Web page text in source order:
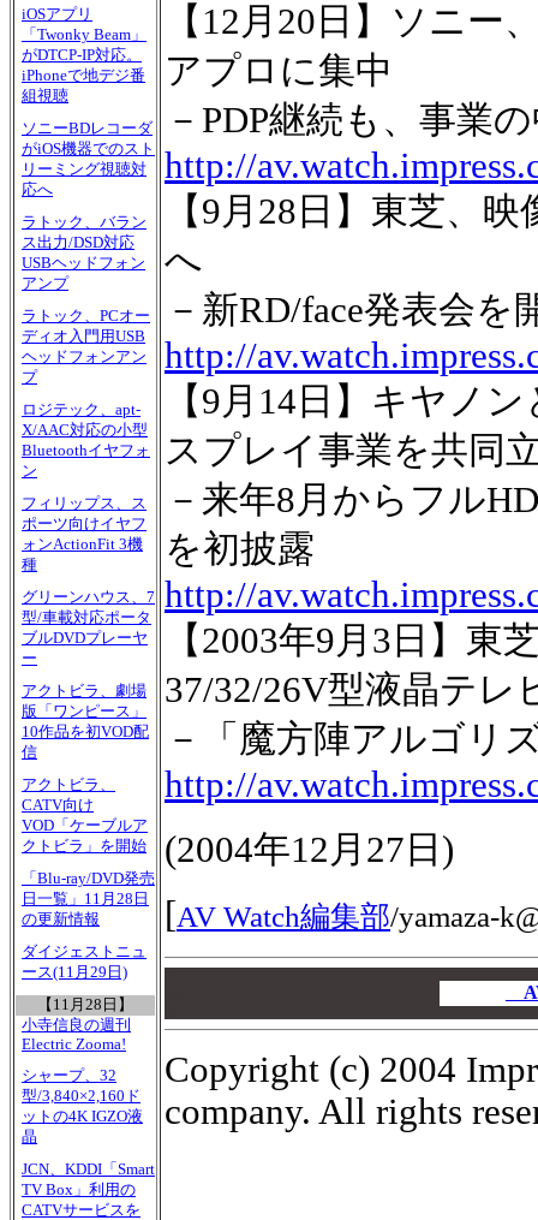
iOSアプリ
「Twonky Beam」
がDTCP-IP対応。
iPhoneで地デジ番
組視聴
ソニーBDレコーダ
がiOS機器でのスト
リーミング視聴対
応へ
ラトック、バラン
ス出力/DSD対応
USBヘッドフォン
アンプ
ラトック、PCオー
ディオ入門用USB
ヘッドフォンアン
プ
ロジテック、apt-
X/AAC対応の小型
Bluetoothイヤフォ
ン
フィリップス、ス
ポーツ向けイヤフ
ォンActionFit 3機
種
グリーンハウス、7
型/車載対応ポータ
ブルDVDプレーヤ
ー
アクトビラ、劇場
版「ワンピース」
10作品を初VOD配
信
アクトビラ、
CATV向け
VOD「ケーブルア
クトビラ」を開始
「Blu-ray/DVD発売
日一覧」11月28日
の更新情報
ダイジェストニュ
ース(11月29日)
【11月28日】
小寺信良の週刊
Electric Zooma!
シャープ、32
型/3,840×2,160ド
ットの4K IGZO液
晶
JCN、KDDI「Smart
TV Box」利用の
CATVサービスを
【12月20日】ソニ
アプロに集中
－PDP継続も、事業
http://
【9月28日】東芝、
へ
－新RD/face発表会を
http://
【9月14日】キヤノ
スプレイ事業を共同
－来年8月からフル
を初披露
http://
【2003年9月3日】
37/32/26V型液晶テレ
－「魔方陣アルゴリ
http://
(2004年12月27日 )
[AV Watch編集部/yamaza-
Copyright (c) 2004
company. All rights